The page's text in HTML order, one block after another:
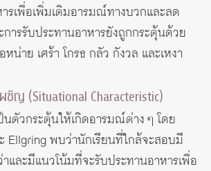
รเพื่อเพิ่มเติมอารมณ์ทางบวกและลด
ารรับประทานอาหารยังถูกกระตุ้นด้วย
น่าย เศร้า โกรธ กลัว กังวล และเหงา
ชิญ (Situational Characteristic)
ตัวกระตุ้นให้เกิดอารมณ์ต่าง ๆ โดย
Ellgring พบว่านักเรียนที่ใกล้จะสอบมี
และมีแนวโน้มที่จะรับประทานอาหารเพื่อ